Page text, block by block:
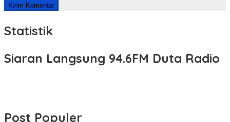
Statistik
Siaran Langsung 94.6FM Duta Radio
Post Populer